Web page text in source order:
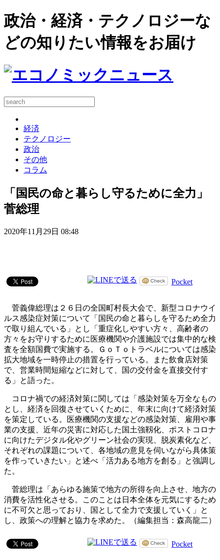
政治・経済・テクノロジーな
どの知りたい情報をお届け
経済
テクノロジー
政治
その他
コラム
「国民の命と暮らし守るために全力」
菅総理
2020年11月29日 08:48
Pocket
菅義偉総理は２６日の全国町村長大会で、新型コロナウイ
ルス感染症対策について「国民の命と暮らしを守るため全力
で取り組んでいる」とし「重症化しやすい方々、高齢者の
方々をお守りするために医療機関や介護施設では集中的な検
査を全額国費で実施する。ＧｏＴｏトラベルについては感染
拡大地域を一時停止の措置を行っている。また飲食店対策
で、営業時間短縮などに対して、国の交付金を直接交付す
る」と語った。
コロナ禍での経済対策に関しては「感染対策を万全なもの
とし、経済を回復させていくために、年末に向けて経済対策
を策定している。医療機関の支援などの感染対策、雇用や事
業の支援、近年の災害に対応した国土強靱化、ポストコロナ
に向けたデジタル化やグリーン社会の実現、脱炭素化など、
それぞれの課題について、各地域の意見を伺いながら具体策
を作っていきたい」と述べ「活力ある地方を創る」と強調し
た。
菅総理は「あらゆる施策で地方の所得を向上させ、地方の
消費を活性化させる。このことは日本全体を元気にするため
に不可欠と思っており、国として全力で支援していく」と
し、政策への理解と協力を求めた。（編集担当：森高龍二）
Pocket